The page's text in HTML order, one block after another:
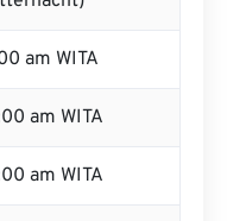
am WITA
am WITA
am WITA